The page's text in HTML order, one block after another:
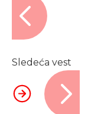
Sledeća vest